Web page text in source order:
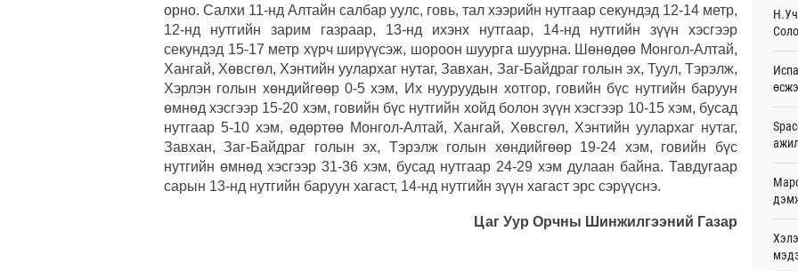
орно. Салхи 11-нд Алтайн салбар уулс, говь, тал хээрийн нутгаар секундэд 12-14 метр,
12-нд нутгийн зарим газраар, 13-нд ихэнх нутгаар, 14-нд нутгийн зүүн хэсгээр
секундэд 15-17 метр хүрч ширүүсэж, шороон шуурга шуурна. Шөнөдөө Монгол-Алтай,
Хангай, Хөвсгөл, Хэнтийн уулархаг нутаг, Завхан, Заг-Байдраг голын эх, Туул, Тэрэлж,
Хэрлэн голын хөндийгөөр 0-5 хэм, Их нууруудын хотгор, говийн бүс нутгийн баруун
өмнөд хэсгээр 15-20 хэм, говийн бүс нутгийн хойд болон зүүн хэсгээр 10-15 хэм, бусад
нутгаар 5-10 хэм, өдөртөө Монгол-Алтай, Хангай, Хөвсгөл, Хэнтийн уулархаг нутаг,
Завхан, Заг-Байдраг голын эх, Тэрэлж голын хөндийгөөр 19-24 хэм, говийн бүс
нутгийн өмнөд хэсгээр 31-36 хэм, бусад нутгаар 24-29 хэм дулаан байна. Тавдугаар
сарын 13-нд нутгийн баруун хагаст, 14-нд нутгийн зүүн хагаст эрс сэрүүснэ.
Цаг Уур Орчны Шинжилгээний Газар
Энэ